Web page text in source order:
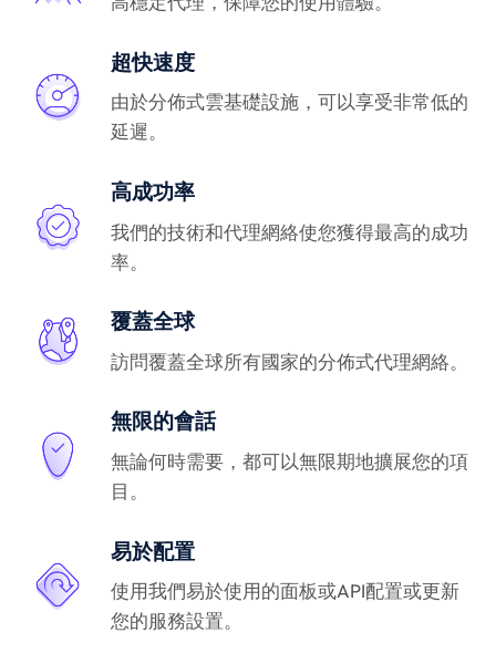
超快速度
由於分佈式雲基礎設施，可以享受非常低的
延遲。
高成功率
我們的技術和代理網絡使您獲得最高的成功
率。
覆蓋全球
訪問覆蓋全球所有國家的分佈式代理網絡。
無限的會話
無論何時需要，都可以無限期地擴展您的項
目。
易於配置
使用我們易於使用的面板或API配置或更新
您的服務設置。